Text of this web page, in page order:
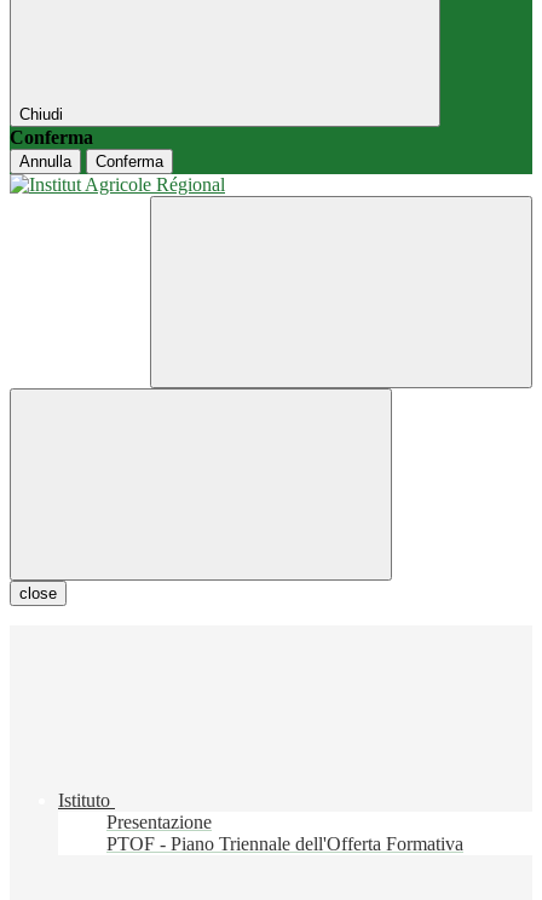
Chiudi
Conferma
Annulla Conferma
close
Istituto
Presentazione
PTOF - Piano Triennale dell'Offerta Formativa